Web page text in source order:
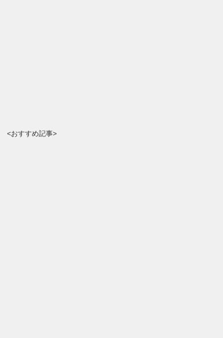
<おすすめ記事>